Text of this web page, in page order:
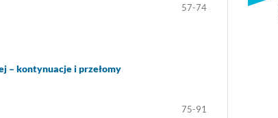
57-74
– kontynuacje i przełomy
75-91